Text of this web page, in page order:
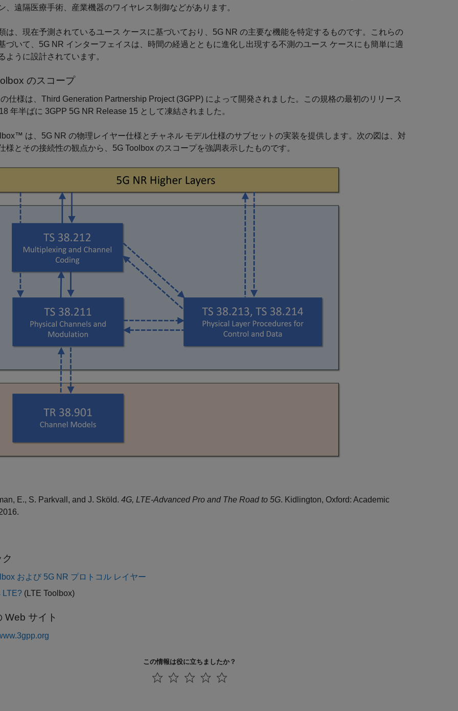
、遠隔医療手術、産業機器のワイヤレス制御などがあります。
は、現在予測されているユース ケースに基づいており、5G NR の主要な機能を特定するものです。これらの
づいて、5G NR インターフェイスは、時間の経過とともに進化し出現する不測のユース ケースにも簡単に適
ように設計されています。
のスコープ
仕様は、Third Generation Partnership Project (3GPP) によって開発されました。この規格の最初のリリース
年半ばに 3GPP 5G NR Release 15 として凍結されました。
は、5G NR の物理レイヤー仕様とチャネル モデル仕様のサブセットの実装を提供します。次の図は、対
様とその接続性の観点から、5G Toolbox のスコープを強調表示したものです。
E., S. Parkvall, and J. Sköld. 4G, LTE-Advanced Pro and The Road to 5G. Kidlington, Oxford: Academic
および 5G NR プロトコル レイヤー
LTE? (LTE Toolbox)
Web サイト
この情報は役に立ちましたか？